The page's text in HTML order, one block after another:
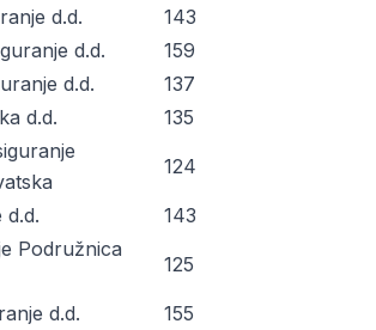
d.d.
143
d.d.
159
d.d.
137
d.d.
135
124
d.d.
143
Podružnica
125
d.d.
155